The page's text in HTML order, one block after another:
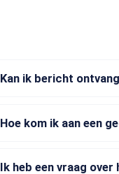
Kan ik bericht
Hoe kom ik aan een
Ik heb een vraag